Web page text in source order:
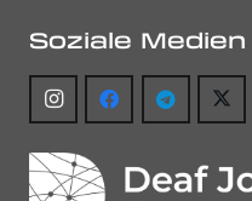
Soziale Medien